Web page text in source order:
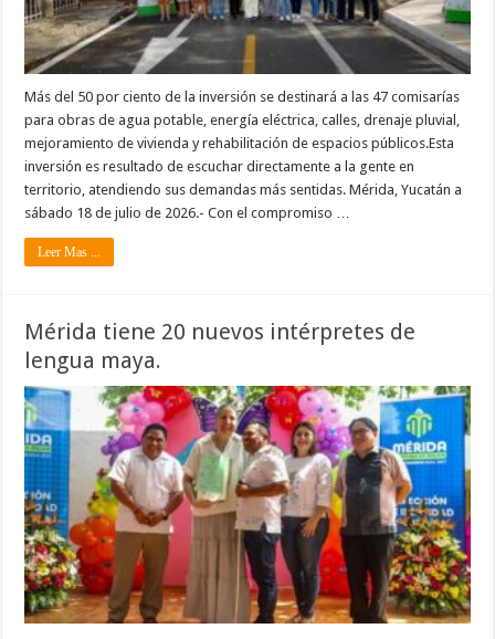
Más del 50 por ciento de la inversión se destinará a las 47 comisarías
para obras de agua potable, energía eléctrica, calles, drenaje pluvial,
mejoramiento de vivienda y rehabilitación de espacios públicos.Esta
inversión es resultado de escuchar directamente a la gente en
territorio, atendiendo sus demandas más sentidas. Mérida, Yucatán a
sábado 18 de julio de 2026.- Con el compromiso …
Leer Mas ...
Mérida tiene 20 nuevos intérpretes de
lengua maya.